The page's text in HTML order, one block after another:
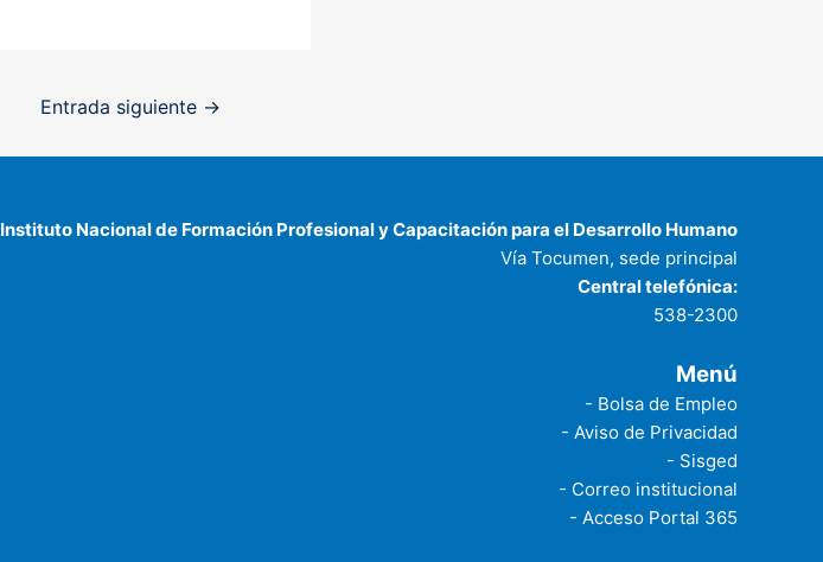
Entrada siguiente →
Instituto Nacional de Formación Profesional y Capacitación para el Desarrollo Humano
Vía Tocumen, sede principal
Central telefónica:
538-2300
Menú
- Bolsa de Empleo
- Aviso de Privacidad
- Sisged
- Correo institucional
- Acceso Portal 365